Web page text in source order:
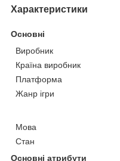
Характеристики
Основні
Виробник
Країна виробник
Платформа
Жанр ігри
Мова
Стан
Основні атрибути